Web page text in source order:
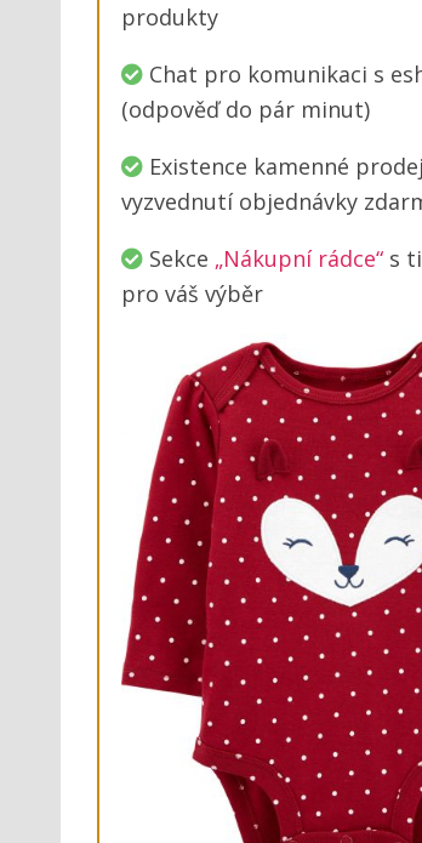
produkty
Chat pro komunikaci s
(odpověď do pár minut)
Existence kamenné
vyzvednutí objednávky
Sekce „Nákupní rádce“s
pro váš výběr